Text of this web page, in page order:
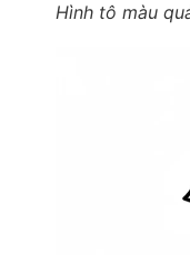
Hình tô màu